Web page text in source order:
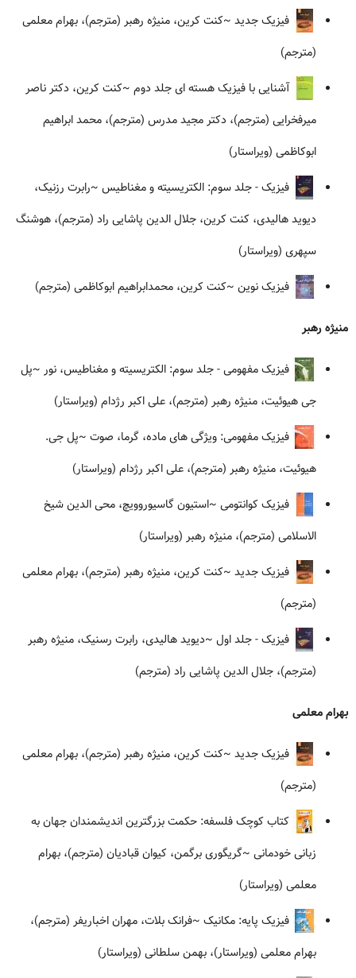
فیزیک جدید ~کنت کرین، منیژه رهبر (مترجم)، بهرام معلمی
(مترجم)
آشنایی با فیزیک هسته ای جلد دوم ~کنت کرین، دکتر ناصر
میرفخرایی (مترجم)، دکتر مجید مدرس (مترجم)، محمد ابراهیم
ابوکاظمی (ویراستار)
فیزیک - جلد سوم: الکتریسیته و مغناطیس ~رابرت رزنیک،
دیوید هالیدی، کنت کرین، جلال الدین پاشایی راد (مترجم)، هوشنگ
سپهری (ویراستار)
فیزیک نوین ~کنت کرین، محمدابراهیم ابوکاظمی (مترجم)
منیژه رهبر
فیزیک مفهومی - جلد سوم: الکتریسیته و مغناطیس، نور ~پل
جی هیوئیت، منیژه رهبر (مترجم)، علی اکبر رژدام (ویراستار)
فیزیک مفهومی: ویژگی های ماده، گرما، صوت ~پل جی.
هیوئیت، منیژه رهبر (مترجم)، علی اکبر رژدام (ویراستار)
فیزیک کوانتومی ~استیون گاسیوروویچ، محی الدین شیخ
الاسلامی (مترجم)، منیژه رهبر (ویراستار)
فیزیک جدید ~کنت کرین، منیژه رهبر (مترجم)، بهرام معلمی
(مترجم)
فیزیک - جلد اول ~دیوید هالیدی، رابرت رسنیک، منیژه رهبر
(مترجم)، جلال الدین پاشایی راد (مترجم)
بهرام معلمی
فیزیک جدید ~کنت کرین، منیژه رهبر (مترجم)، بهرام معلمی
(مترجم)
کتاب کوچک فلسفه: حکمت بزرگترین اندیشمندان جهان به
زبانی خودمانی ~گریگوری برگمن، کیوان قبادیان (مترجم)، بهرام
معلمی (ویراستار)
فیزیک پایه: مکانیک ~فرانک بلات، مهران اخباریفر (مترجم)،
بهرام معلمی (ویراستار)، بهمن سلطانی (ویراستار)